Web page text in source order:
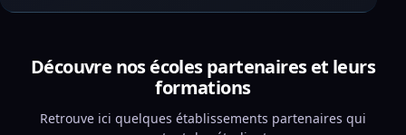
Découvre nos écoles partenaires et leurs
formations
Retrouve ici quelques établissements partenaires qui